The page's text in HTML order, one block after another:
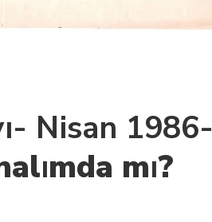
Nisan 1986-
ımda mı?